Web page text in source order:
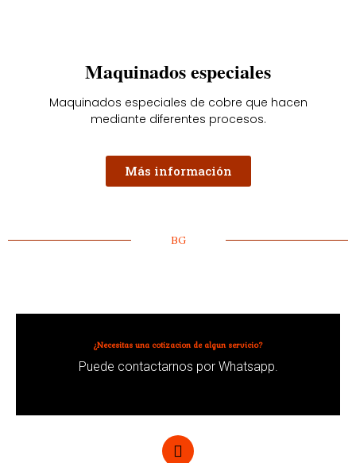
Maquinados especiales
Maquinados especiales de cobre que hacen
mediante diferentes procesos.
Más información
BG
¿Necesitas una cotizacion de algun servicio?
Puede contactarnos por Whatsapp.